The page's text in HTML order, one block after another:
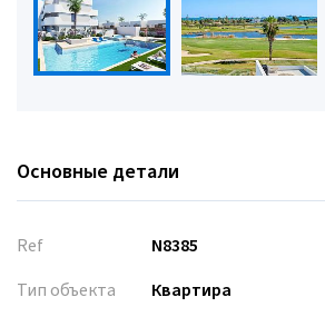
Основные детали
Ref
N8385
Тип объекта
Квартира